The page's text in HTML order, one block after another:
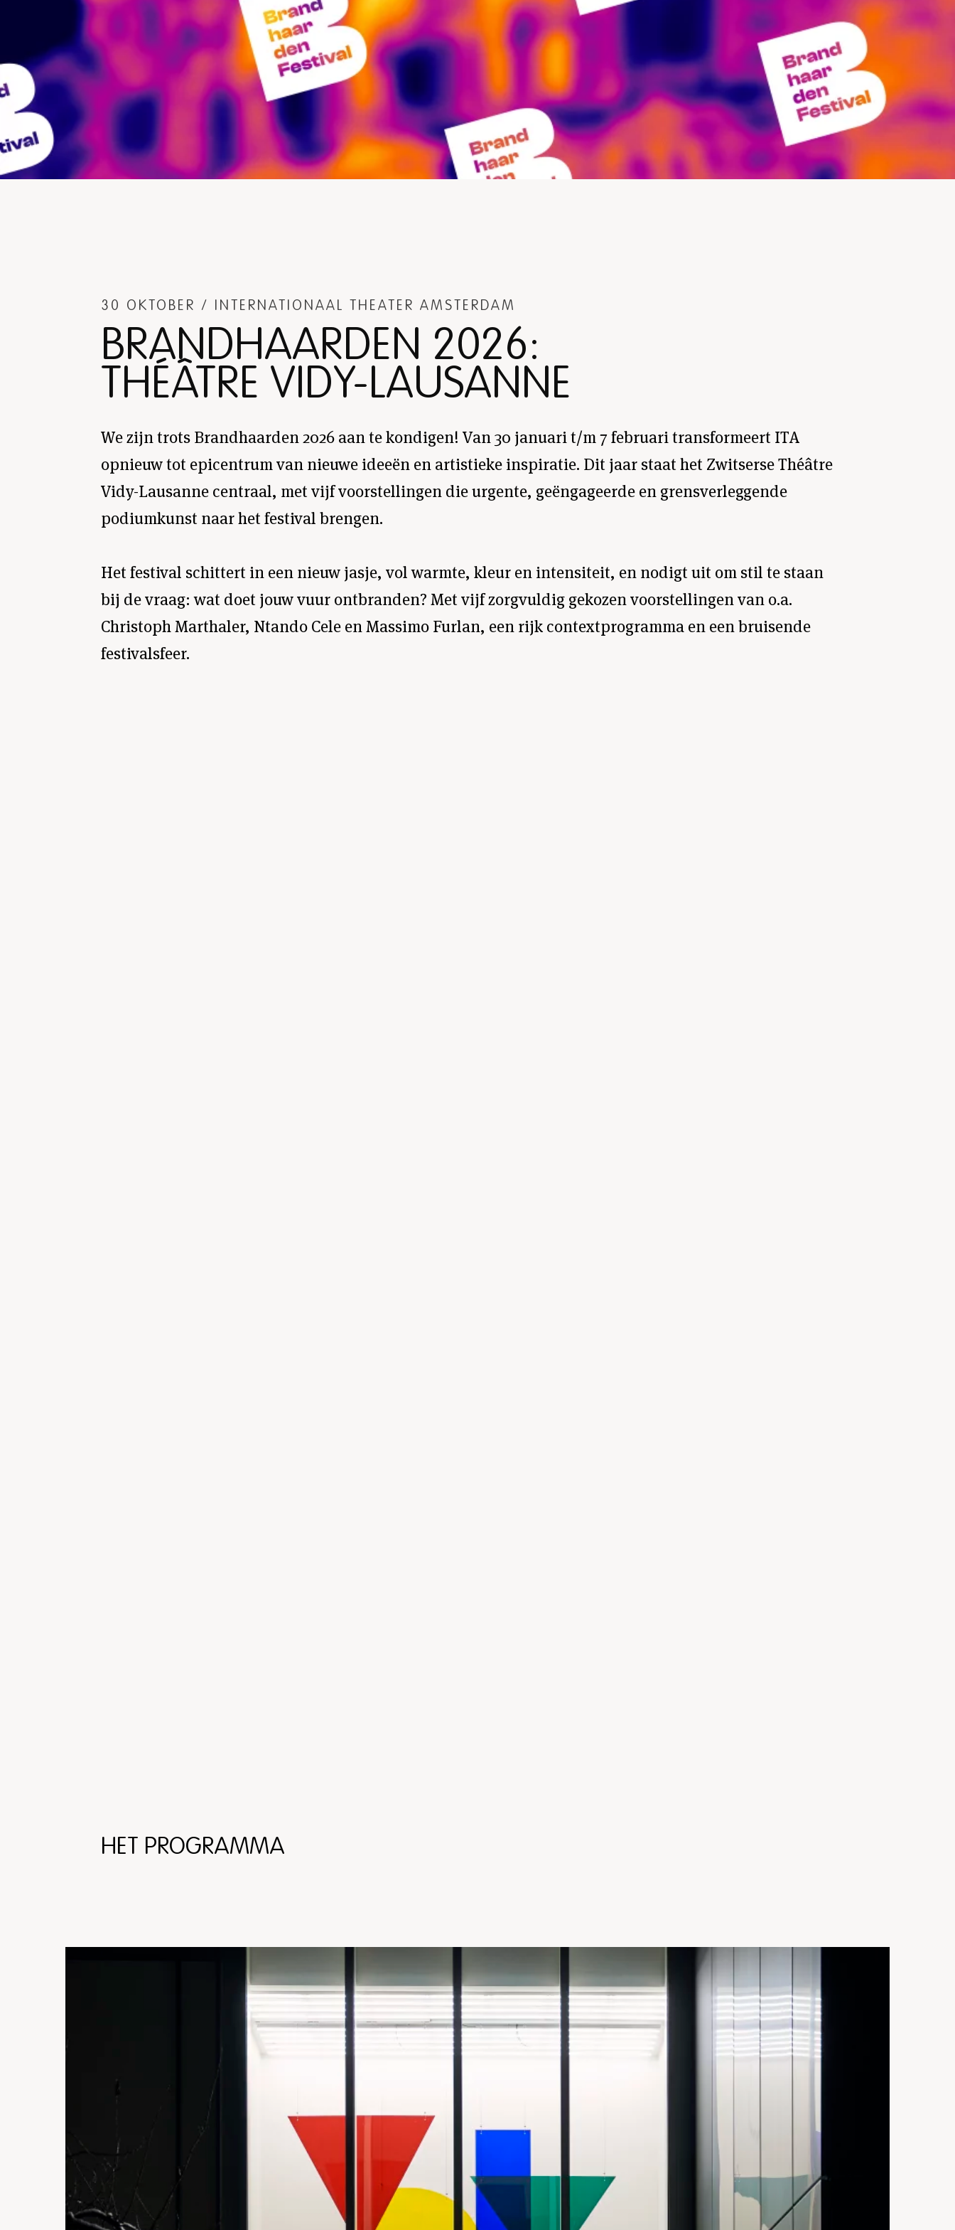
30 OKTOBER / INTERNATIONAAL THEATER AMSTERDAM
BRANDHAARDEN 2026:
THÉÂTRE VIDY-LAUSANNE
We zijn trots Brandhaarden 2026 aan te kondigen! Van 30 januari t/m 7 februari transformeert ITA
opnieuw tot epicentrum van nieuwe ideeën en artistieke inspiratie. Dit jaar staat het Zwitserse Théâtre
Vidy-Lausanne centraal, met vijf voorstellingen die urgente, geëngageerde en grensverleggende
podiumkunst naar het festival brengen.
Het festival schittert in een nieuw jasje, vol warmte, kleur en intensiteit, en nodigt uit om stil te staan
bij de vraag: wat doet jouw vuur ontbranden? Met vijf zorgvuldig gekozen voorstellingen van o.a.
Christoph Marthaler, Ntando Cele en Massimo Furlan, een rijk contextprogramma en een bruisende
festivalsfeer.
HET PROGRAMMA